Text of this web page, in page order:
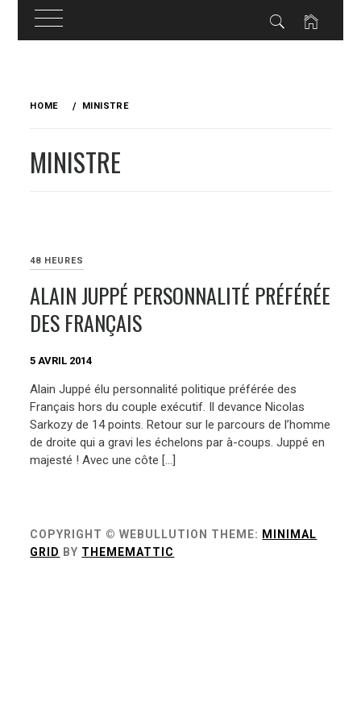
HOME MINISTRE
MINISTRE
48 HEURES
ALAIN JUPPÉ PERSONNALITÉ PRÉFÉRÉE
DES FRANÇAIS
5 AVRIL 2014
Alain Juppé élu personnalité politique préférée des
Français hors du couple exécutif. Il devance Nicolas
Sarkozy de 14 points. Retour sur le parcours de l’homme
de droite qui a gravi les échelons par à-coups. Juppé en
majesté ! Avec une côte […]
COPYRIGHT © WEBULLUTION THEME: MINIMAL
GRID BY THEMEMATTIC